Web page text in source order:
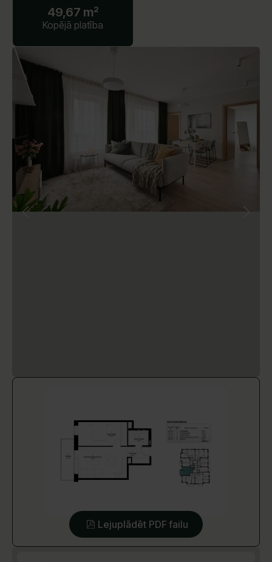
49,67 m²
Kopējā platība
Lejuplādēt PDF failu